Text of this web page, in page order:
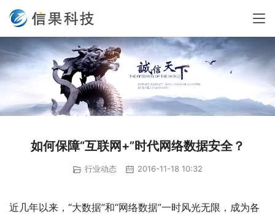
如何保障“互联网+”时代网络数据安全？
行业动态 2016-11-18 10:32
近几年以来，“大数据”和“网络数据”一时风光无限，成为各